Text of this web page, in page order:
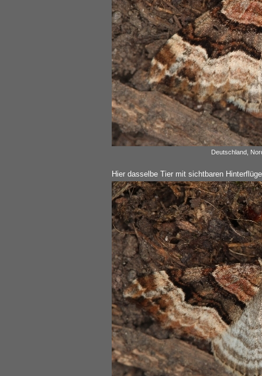
Deutschland,
Hier dasselbe Tier mit sichtbaren